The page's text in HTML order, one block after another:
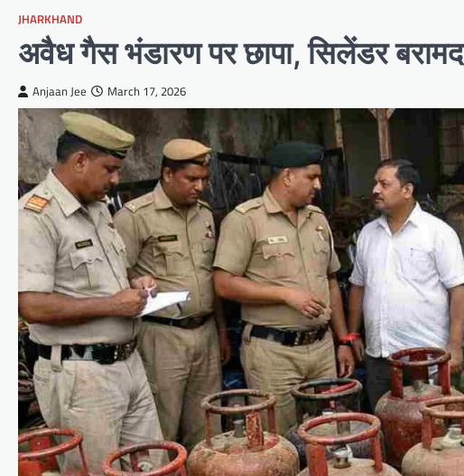
JHARKHAND
अवैध गैस भंडारण पर छापा, सिलेंडर बरामद
Anjaan Jee March 17, 2026